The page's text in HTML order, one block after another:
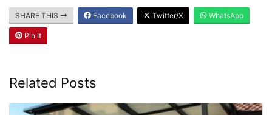
SHARE THIS Facebook Twitter/X WhatsApp
Pin It
Related Posts